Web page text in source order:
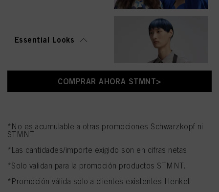
Essential Looks
COMPRAR AHORA STMNT>
*No es acumulable a otras promociones Schwarzkopf ni
STMNT
*Las cantidades/importe exigido son en cifras netas
*Solo validan para la promoción productos STMNT.
*Promoción válida solo a clientes existentes Henkel.